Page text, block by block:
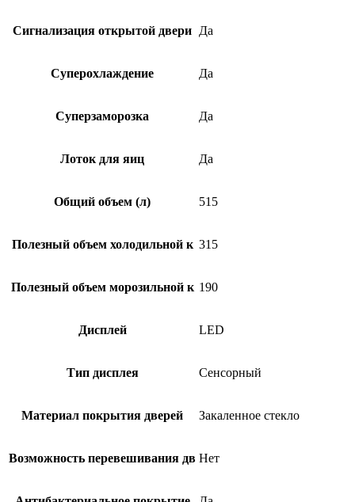
Сигнализация открытой двери Да
Суперохлаждение Да
Суперзаморозка Да
Лоток для яиц Да
Общий объем (л) 515
Полезный объем холодильной к 315
Полезный объем морозильной к 190
Дисплей LED
Тип дисплея Сенсорный
Материал покрытия дверей Закаленное стекло
Возможность перевешивания дв Нет